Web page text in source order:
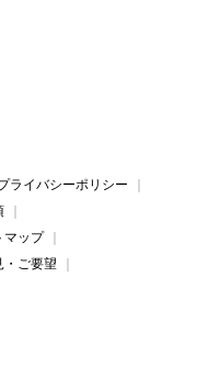
ライバシーポリシー
マップ
・ご要望